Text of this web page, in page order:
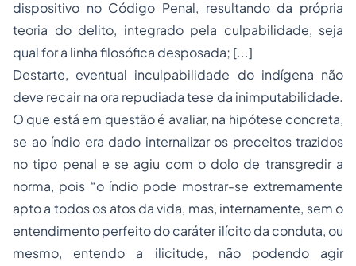
dispositivo no Código Penal, resultando da própria
teoria do delito, integrado pela culpabilidade, seja
qual for a linha filosófica desposada; [...]
Destarte, eventual inculpabilidade do indígena não
deve recair na ora repudiada tese da inimputabilidade.
O que está em questão é avaliar, na hipótese concreta,
se ao índio era dado internalizar os preceitos trazidos
no tipo penal e se agiu com o dolo de transgredir a
norma, pois “o índio pode mostrar-se extremamente
apto a todos os atos da vida, mas, internamente, sem o
entendimento perfeito do caráter ilícito da conduta, ou
mesmo, entendo a ilicitude, não podendo agir